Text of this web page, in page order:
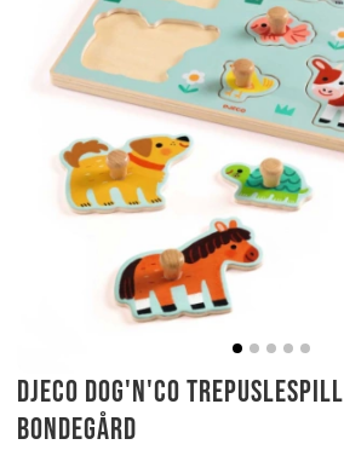
Djeco Dog'n'Co Trepuslespill
Bondegård